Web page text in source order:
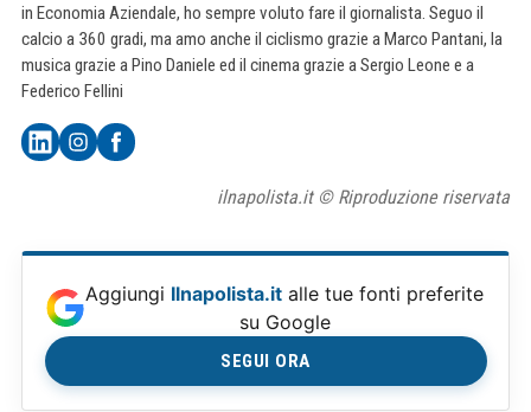
in Economia Aziendale, ho sempre voluto fare il giornalista. Seguo il
calcio a 360 gradi, ma amo anche il ciclismo grazie a Marco Pantani, la
musica grazie a Pino Daniele ed il cinema grazie a Sergio Leone e a
Federico Fellini
ilnapolista.it © Riproduzione riservata
Aggiungi Ilnapolista.it alle tue fonti preferite
su Google
SEGUI ORA